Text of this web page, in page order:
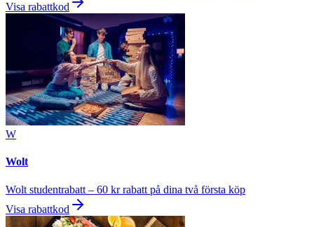
Visa rabattkod
W
Wolt
Wolt studentrabatt – 60 kr rabatt på dina två första köp
Visa rabattkod